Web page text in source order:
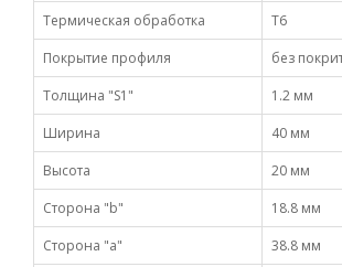
Термическая обработка
Т6
Покрытие профиля
без
Толщина "S1"
1.2 мм
Ширина
40 мм
Высота
20 мм
Сторона "b"
18.8 мм
Сторона "а"
38.8 мм